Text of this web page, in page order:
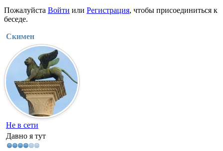
Пожалуйста Войти или Регистрация, чтобы присоединиться к
беседе.
Скимен
Не в сети
Давно я тут